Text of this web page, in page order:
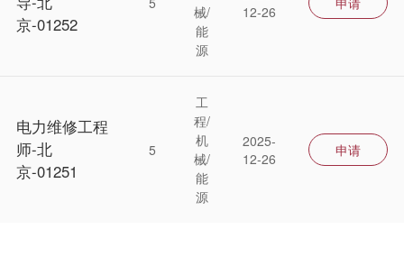
京-01252
械/
能
源
12-26
电力维修工程
师-北
京-01251
5
工
程/
机
械/
能
源
2025-
12-26
申请